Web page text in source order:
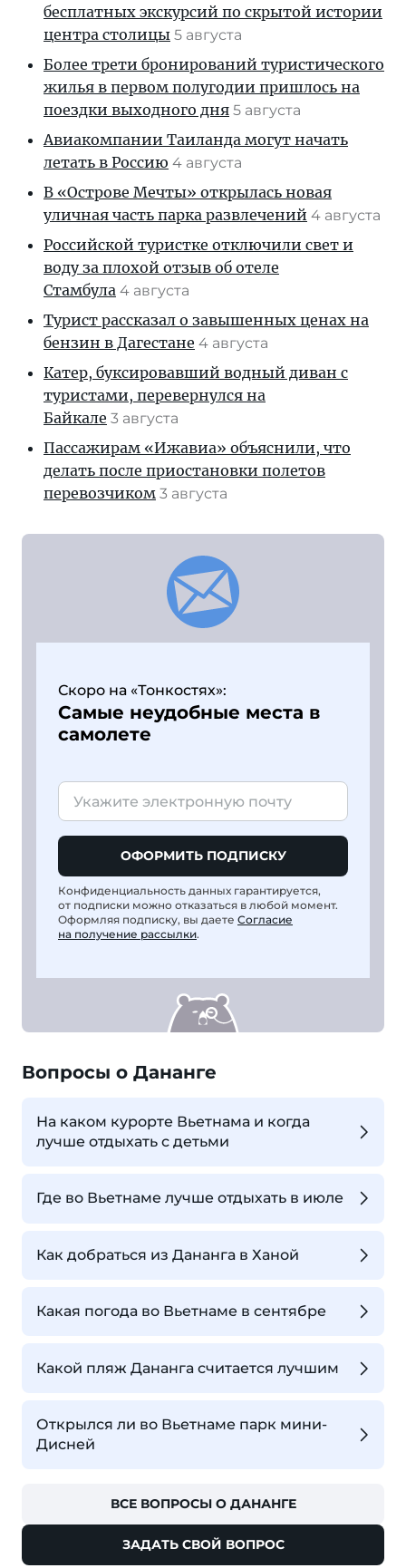
бесплатных экскурсий по скрытой истории
центра столицы 5 августа
Более трети бронирований туристического
жилья в первом полугодии пришлось на
поездки выходного дня 5 августа
Авиакомпании Таиланда могут начать
летать в Россию 4 августа
В «Острове Мечты» открылась новая
уличная часть парка развлечений 4 августа
Российской туристке отключили свет и
воду за плохой отзыв об отеле
Стамбула 4 августа
Турист рассказал о завышенных ценах на
бензин в Дагестане 4 августа
Катер, буксировавший водный диван с
туристами, перевернулся на
Байкале 3 августа
Пассажирам «Ижавиа» объяснили, что
делать после приостановки полетов
перевозчиком 3 августа
Скоро на «Тонкостях»:
Самые неудобные места в
самолете
ОФОРМИТЬ ПОДПИСКУ
Конфиденциальность данных гарантируется,
от подписки можно отказаться в любой момент.
Оформляя подписку, вы даете Согласие
на получение рассылки.
Вопросы о Дананге
На каком курорте Вьетнама и когда
лучше отдыхать с детьми
Где во Вьетнаме лучше отдыхать в июле
Как добраться из Дананга в Ханой
Какая погода во Вьетнаме в сентябре
Какой пляж Дананга считается лучшим
Открылся ли во Вьетнаме парк мини-
Дисней
ВСЕ ВОПРОСЫ О ДАНАНГЕ
ЗАДАТЬ СВОЙ ВОПРОС